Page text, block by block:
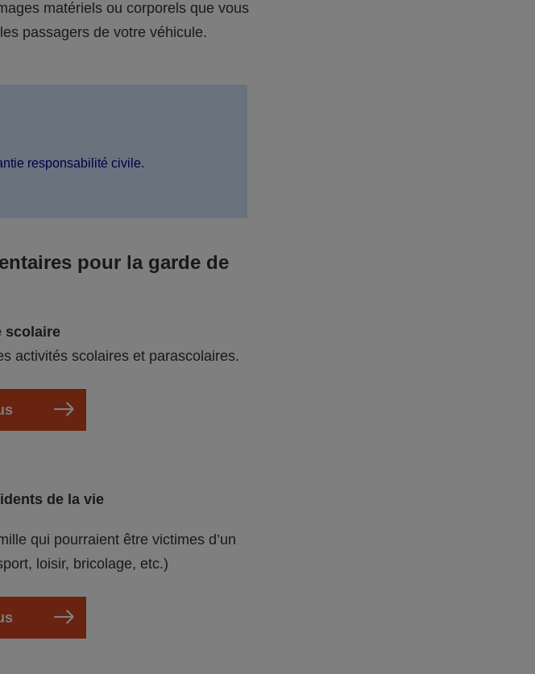
matériels ou corporels que vous
passagers de votre véhicule.
responsabilité civile.
pour la garde de
scolaire
activités scolaires et parascolaires.
de la vie
qui pourraient être victimes d’un
loisir, bricolage, etc.)